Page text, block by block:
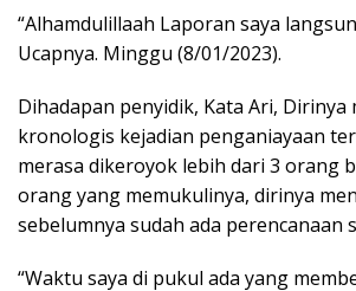
“Alhamdulillaah Laporan saya
Ucapnya. Minggu (8/01/2023).
Dihadapan penyidik, Kata Ari, Dirinya
kronologis kejadian penganiayaan
merasa dikeroyok lebih dari 3 orang
orang yang memukulinya, dirinya
sebelumnya sudah ada perencanaan
“Waktu saya di pukul ada yang